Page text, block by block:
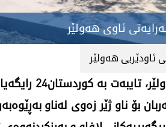
ئاوی هەولێر
ئاودێریی هەولێر
بۆ ناو ژێر زەوی لەناو